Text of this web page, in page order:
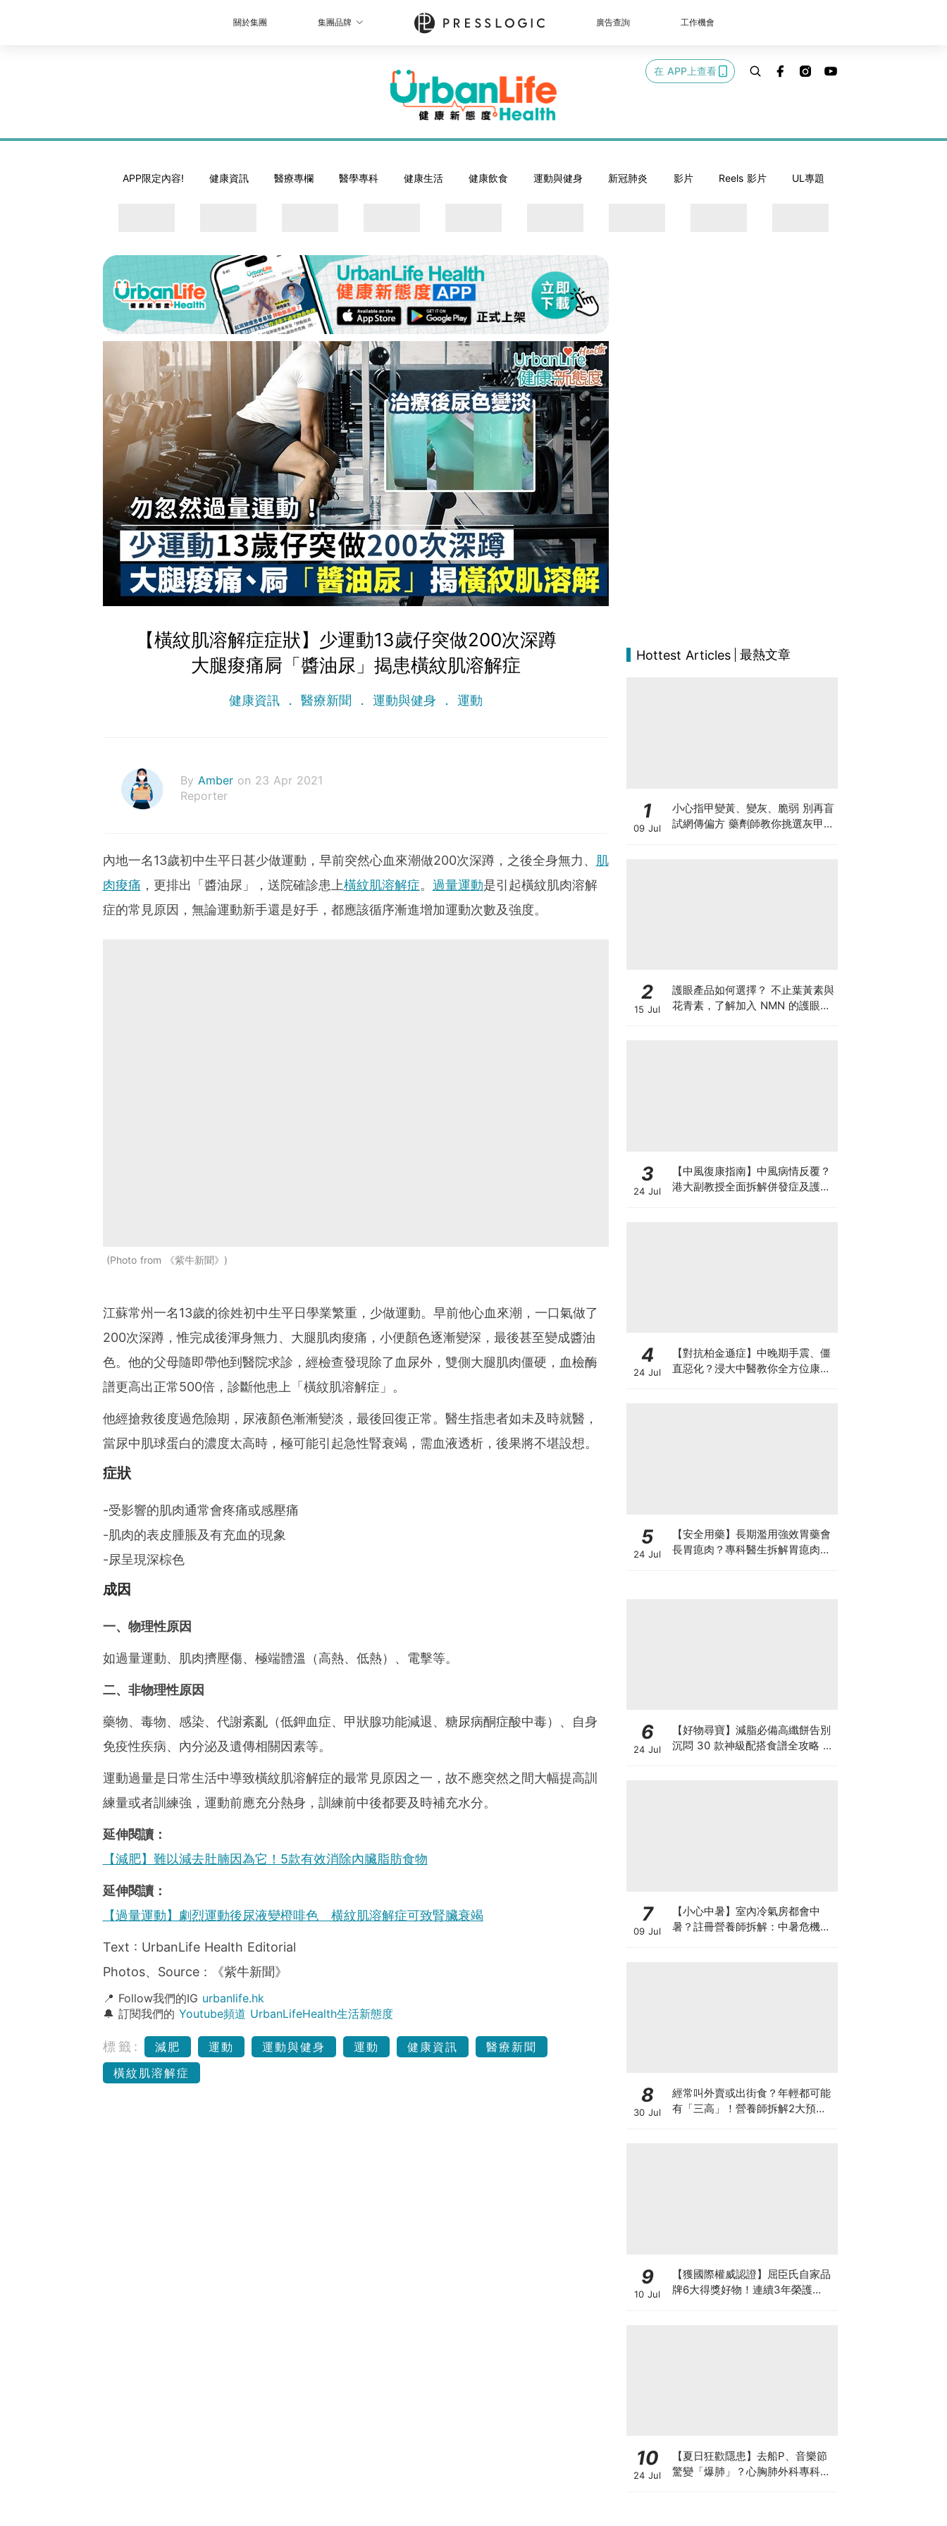
關於集團 集團品牌 廣告查詢 工作機會
在 APP上查看
APP限定內容! 健康資訊 醫療專欄 醫學專科 健康生活 健康飲食 運動與健身 新冠肺炎 影片 Reels 影片 UL專題
【橫紋肌溶解症症狀】少運動13歲仔突做200次深蹲
大腿痠痛屙「醬油尿」揭患橫紋肌溶解症
健康資訊 醫療新聞 運動與健身 運動
By Amber on 23 Apr 2021
Reporter
內地一名13歲初中生平日甚少做運動，早前突然心血來潮做200次深蹲，之後全身無力、 肌
肉痠痛 ，更排出「醬油尿」，送院確診患上橫紋肌溶解症。 過量運動是引起橫紋肌肉溶解
症的常見原因，無論運動新手還是好手，都應該循序漸進增加運動次數及強度。
Photo from 《紫牛新聞》
江蘇常州一名13歲的徐姓初中生平日學業繁重，少做運動。早前他心血來潮，一口氣做了
200次深蹲，惟完成後渾身無力、大腿肌肉痠痛，小便顏色逐漸變深，最後甚至變成醬油
色。他的父母隨即帶他到醫院求診，經檢查發現除了血尿外，雙側大腿肌肉僵硬，血檢酶
譜更高出正常500倍，診斷他患上「橫紋肌溶解症」。
他經搶救後度過危險期，尿液顏色漸漸變淡，最後回復正常。醫生指患者如未及時就醫，
當尿中肌球蛋白的濃度太高時，極可能引起急性腎衰竭，需血液透析，後果將不堪設想。
症狀
-受影響的肌肉通常會疼痛或感壓痛
-肌肉的表皮腫脹及有充血的現象
-尿呈現深棕色
成因
一、物理性原因
如過量運動、肌肉擠壓傷、極端體溫（高熱、低熱）、電擊等。
二、非物理性原因
藥物、毒物、感染、代謝紊亂（低鉀血症、甲狀腺功能減退、糖尿病酮症酸中毒）、自身
免疫性疾病、內分泌及遺傳相關因素等。
運動過量是日常生活中導致橫紋肌溶解症的最常見原因之一，故不應突然之間大幅提高訓
練量或者訓練強，運動前應充分熱身，訓練前中後都要及時補充水分。
延伸閱讀：
【減肥】難以減去肚腩因為它！5款有效消除內臟脂肪食物
延伸閱讀：
【過量運動】劇烈運動後尿液變橙啡色 横紋肌溶解症可致腎臟衰竭
Text : UrbanLife Health Editorial
Photos、Source : 《紫牛新聞》
📍 Follow我們的IG urbanlife.hk
🔔 訂閱我們的 Youtube頻道 UrbanLifeHealth生活新態度
標籤: 減肥 運動 運動與健身 運動 健康資訊
醫療新聞
橫紋肌溶解症
Hottest Articles 最熱文章
1
09 Jul
小心指甲變黃、變灰、脆弱 別再盲
試網傳偏方 藥劑師教你挑選灰甲產
2
15 Jul
護眼產品如何選擇？ 不止葉黃素與
花青素，了解加入 NMN 的護眼方
3
24 Jul
【中風復康指南】中風病情反覆？
港大副教授全面拆解併發症及護理
4
24 Jul
【對抗柏金遜症】中晚期手震、僵
直惡化？浸大中醫教你全方位康復
5
24 Jul
【安全用藥】長期濫用強效胃藥會
長胃瘜肉？專科醫生拆解胃瘜肉癌
6
24 Jul
【好物尋寶】減脂必備高纖餅告別
沉悶 30 款神級配搭食譜全攻略 日
7
09 Jul
【小心中暑】室內冷氣房都會中
暑？註冊營養師拆解：中暑危機及
8
30 Jul
經常叫外賣或出街食？年輕都可能
有「三高」！營養師拆解2大預防
9
10 Jul
【獲國際權威認證】屈臣氏自家品
牌6大得獎好物！連續3年榮護
10
24 Jul
【夏日狂歡隱患】去船P、音樂節
驚變「爆肺」？心胸肺外科專科醫